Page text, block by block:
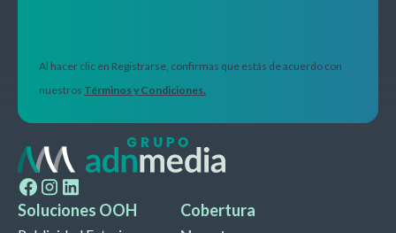
Al hacer clic en Registrarse, confirmas que estás de acuerdo con
nuestros Términos y Condiciones.
Soluciones OOH
Cobertura